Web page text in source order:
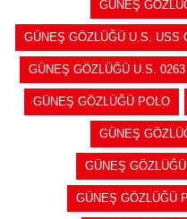
GÜNEŞ
GÜNEŞ GÖZLÜĞÜ U.S. USS
GÜNEŞ GÖZLÜĞÜ U.S.
GÜNEŞ GÖZLÜĞÜ POLO
GÜNEŞ
GÜNEŞ
GÜNEŞ GÖZLÜĞÜ